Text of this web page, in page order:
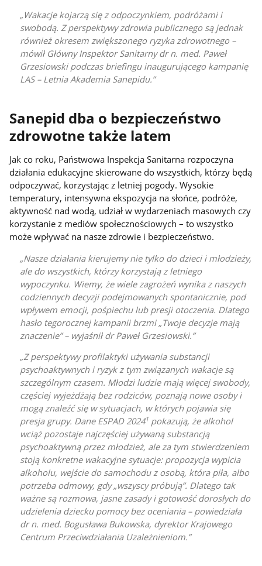
Wakacje kojarzą się z odpoczynkiem, podróżami i
swobodą. Z perspektywy zdrowia publicznego są jednak
również okresem zwiększonego ryzyka zdrowotnego –
mówił Główny Inspektor Sanitarny dr n. med. Paweł
Grzesiowski podczas briefingu inaugurującego kampanię
LAS – Letnia Akademia Sanepidu.
Sanepid dba o bezpieczeństwo
zdrowotne także latem
Jak co roku, Państwowa Inspekcja Sanitarna rozpoczyna
działania edukacyjne skierowane do wszystkich, którzy będą
odpoczywać, korzystając z letniej pogody. Wysokie
temperatury, intensywna ekspozycja na słońce, podróże,
aktywność nad wodą, udział w wydarzeniach masowych czy
korzystanie z mediów społecznościowych – to wszystko
może wpływać na nasze zdrowie i bezpieczeństwo.
Nasze działania kierujemy nie tylko do dzieci i młodzieży,
ale do wszystkich, którzy korzystają z letniego
wypoczynku. Wiemy, że wiele zagrożeń wynika z naszych
codziennych decyzji podejmowanych spontanicznie, pod
wpływem emocji, pośpiechu lub presji otoczenia. Dlatego
hasło tegorocznej kampanii brzmi „Twoje decyzje mają
znaczenie” – wyjaśnił dr Paweł Grzesiowski.
Z perspektywy profilaktyki używania substancji
psychoaktywnych i ryzyk z tym związanych wakacje są
szczególnym czasem. Młodzi ludzie mają więcej swobody,
częściej wyjeżdżają bez rodziców, poznają nowe osoby i
mogą znaleźć się w sytuacjach, w których pojawia się
presja grupy. Dane ESPAD 20241 pokazują, że alkohol
wciąż pozostaje najczęściej używaną substancją
psychoaktywną przez młodzież, ale za tym stwierdzeniem
stoją konkretne wakacyjne sytuacje: propozycja wypicia
alkoholu, wejście do samochodu z osobą, która piła, albo
potrzeba odmowy, gdy „wszyscy próbują”. Dlatego tak
ważne są rozmowa, jasne zasady i gotowość dorosłych do
udzielenia dziecku pomocy bez oceniania – powiedziała
dr n. med. Bogusława Bukowska, dyrektor Krajowego
Centrum Przeciwdziałania Uzależnieniom.